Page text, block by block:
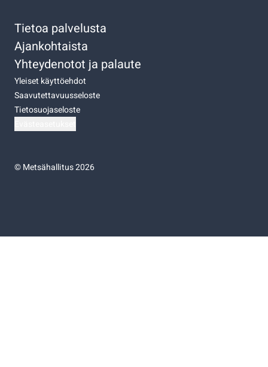
Tietoa palvelusta
Ajankohtaista
Yhteydenotot ja palaute
Yleiset käyttöehdot
Saavutettavuusseloste
Tietosuojaseloste
©Metsähallitus 2026